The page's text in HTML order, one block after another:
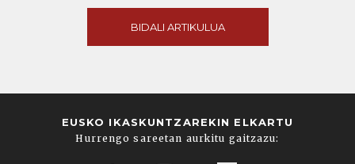
BIDALI ARTIKULUA
EUSKO IKASKUNTZAREKIN ELKARTU
Hurrengo sareetan aurkitu gaitzazu: